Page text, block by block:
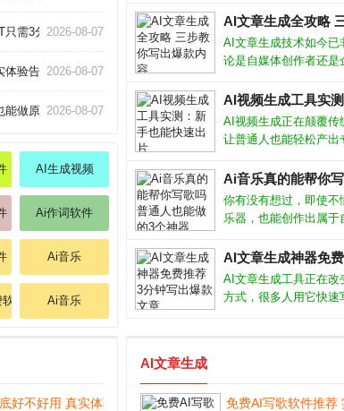
只需3分钟_2026-08-07
体验告诉你答案_
2026-08-07
能做原创歌_2026-08-07
AI生成视频
Ai作词软件
Ai音乐
件 Ai音乐
成完整曲目。这些工具
但也带来选择难题：功
果好不好、要不要付费
AI文章生成全攻略
AI文章生成技术如今已
论是自媒体创作者还是
容。但很多人只停留在
面，浪费了这个强大工
力。要想让AI写出符合
AI视频生成工具实
AI视频生成正在颠覆传
让普通人也能轻松产出
音，如今只需输入文
自动生成流畅画面。本
门工具实测，帮你避开
Ai音乐真的能帮你
你有没有想过，即使不
乐器，也能创作出属于
现实。从自动生成旋律
甚至模拟人声演唱，Ai
创作门槛，让每个人都
AI文章生成神器免
AI文章生成工具正在改
方式，很多人用它快速
好不好用 真实体验告诉你答案_
AI文章生成
免费AI写歌软件推荐